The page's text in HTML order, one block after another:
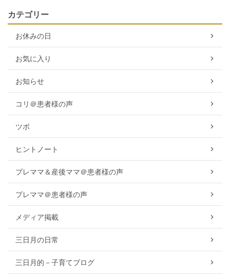
カテゴリー
お休みの日
お気に入り
お知らせ
コリ＠患者様の声
ツボ
ヒントノート
プレママ＆産後ママ＠患者様の声
プレママ＠患者様の声
メディア掲載
三日月の日常
三日月的－子育てブログ